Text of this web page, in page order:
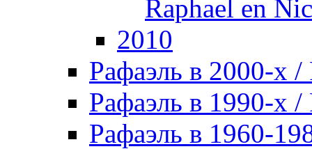
Raphael en
2010
Рафаэль в 2000-х /
Рафаэль в 1990-х /
Рафаэль в 1960-